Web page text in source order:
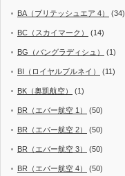
BA（ブリテッシュエア 4） (34)
BC（スカイマーク） (14)
BG（バングラディシュ） (1)
BI（ロイヤルブルネイ） (11)
BK（奥凱航空） (1)
BR（エバー航空 1） (50)
BR（エバー航空 2） (50)
BR（エバー航空 3） (50)
BR（エバー航空 4） (50)